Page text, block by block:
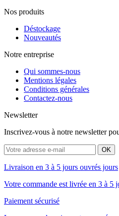
Nos produits
Déstockage
Nouveautés
Notre entreprise
Qui sommes-nous
Mentions légales
Conditions générales
Contactez-nous
Newsletter
Inscrivez-vous à notre newsletter
Livraison en 3 à 5 jours ouvrés jours
Votre commande est livrée en 3 à 5
Paiement sécurisé